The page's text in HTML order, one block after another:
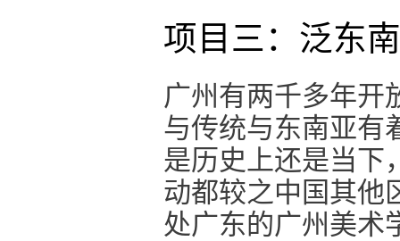
项目三：泛东
广州有两千多年开
与传统与东南亚有
是历史上还是当下
动都较之中国其他
处广东的广州美术